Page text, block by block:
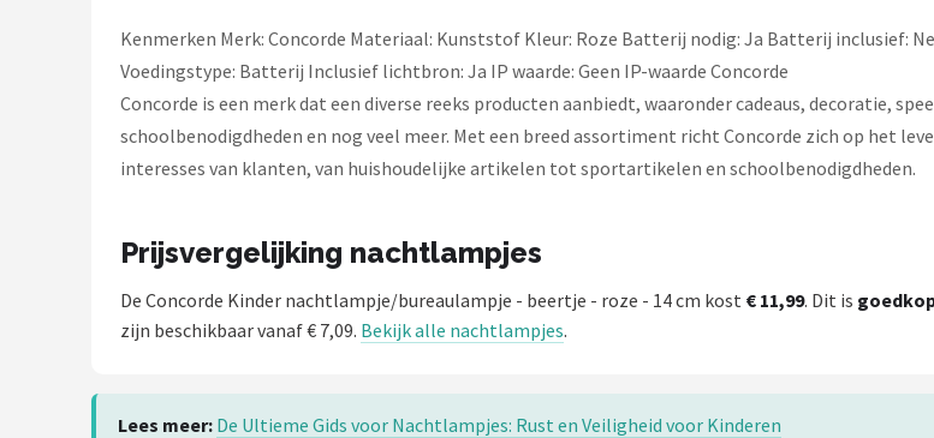
Kenmerken Merk: Concorde Materiaal: Kunststof Kleur: Roze Batterij nodig: Ja Batterij inclusief:
Voedingstype: Batterij Inclusief lichtbron: Ja IP waarde: Geen IP-waarde Concorde
Concorde is een merk dat een diverse reeks producten aanbiedt, waaronder cadeaus, decoratie,
schoolbenodigdheden en nog veel meer. Met een breed assortiment richt Concorde zich op het
interesses van klanten, van huishoudelijke artikelen tot sportartikelen en schoolbenodigdheden.
Prijsvergelijking nachtlampjes
De Concorde Kinder nachtlampje/bureaulampje - beertje - roze - 14 cm kost € 11,99. Dit is
zijn beschikbaar vanaf € 7,09. Bekijk alle nachtlampjes.
Lees meer: De Ultieme Gids voor Nachtlampjes: Rust en Veiligheid voor Kinderen